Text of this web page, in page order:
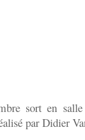
sort en
par Didier